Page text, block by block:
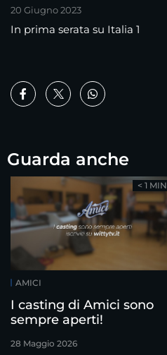
20 Giugno 2023
In prima serata su Italia 1
Guarda anche
AMICI
I casting di Amici sono
sempre aperti!
28 Maggio 2026
< 1 MIN